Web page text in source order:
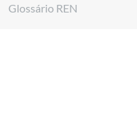
Glossário REN